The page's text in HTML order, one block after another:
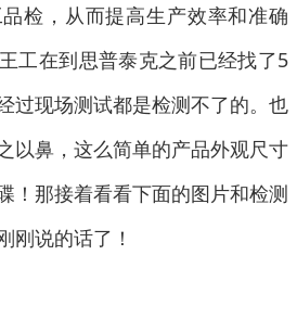
检，从而提高生产效率和准确
工在到思普泰克之前已经找了5
过现场测试都是检测不了的。也
以鼻，这么简单的产品外观尺寸
！那接着看看下面的图片和检测
刚说的话了！